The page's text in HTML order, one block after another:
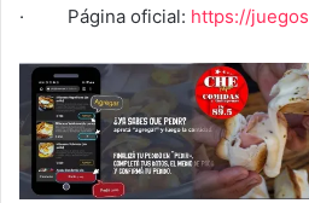
· Página oficial: https://